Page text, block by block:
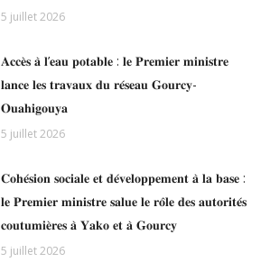
5 juillet 2026
𝐀𝐜𝐜𝐞̀𝐬 𝐚̀ 𝐥’𝐞𝐚𝐮 𝐩𝐨𝐭𝐚𝐛𝐥𝐞 : 𝐥𝐞 𝐏𝐫𝐞𝐦𝐢𝐞𝐫 𝐦𝐢𝐧𝐢𝐬𝐭𝐫𝐞
𝐥𝐚𝐧𝐜𝐞 𝐥𝐞𝐬 𝐭𝐫𝐚𝐯𝐚𝐮𝐱 𝐝𝐮 𝐫𝐞́𝐬𝐞𝐚𝐮 𝐆𝐨𝐮𝐫𝐜𝐲-
𝐎𝐮𝐚𝐡𝐢𝐠𝐨𝐮𝐲𝐚
5 juillet 2026
𝐂𝐨𝐡𝐞́𝐬𝐢𝐨𝐧 𝐬𝐨𝐜𝐢𝐚𝐥𝐞 𝐞𝐭 𝐝𝐞́𝐯𝐞𝐥𝐨𝐩𝐩𝐞𝐦𝐞𝐧𝐭 𝐚̀ 𝐥𝐚 𝐛𝐚𝐬𝐞 :
𝐥𝐞 𝐏𝐫𝐞𝐦𝐢𝐞𝐫 𝐦𝐢𝐧𝐢𝐬𝐭𝐫𝐞 𝐬𝐚𝐥𝐮𝐞 𝐥𝐞 𝐫𝐨̂𝐥𝐞 𝐝𝐞𝐬 𝐚𝐮𝐭𝐨𝐫𝐢𝐭𝐞́𝐬
𝐜𝐨𝐮𝐭𝐮𝐦𝐢𝐞̀𝐫𝐞𝐬 𝐚̀ 𝐘𝐚𝐤𝐨 𝐞𝐭 𝐚̀ 𝐆𝐨𝐮𝐫𝐜𝐲
5 juillet 2026